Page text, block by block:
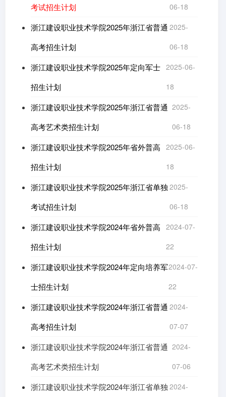
考试招生计划
06-18
浙江建设职业技术学院2025年浙江省普通
高考招生计划
2025-
06-18
浙江建设职业技术学院2025年定向军士
招生计划
2025-06-
18
浙江建设职业技术学院2025年浙江省普通
高考艺术类招生计划
2025-
06-18
浙江建设职业技术学院2025年省外普高
招生计划
2025-06-
18
浙江建设职业技术学院2025年浙江省单独
考试招生计划
2025-
06-18
浙江建设职业技术学院2024年省外普高
招生计划
2024-07-
22
浙江建设职业技术学院2024年定向培养军
士招生计划
2024-07-
22
浙江建设职业技术学院2024年浙江省普通
高考招生计划
2024-
07-07
浙江建设职业技术学院2024年浙江省普通
高考艺术类招生计划
2024-
07-06
浙江建设职业技术学院2024年浙江省单独 2024-